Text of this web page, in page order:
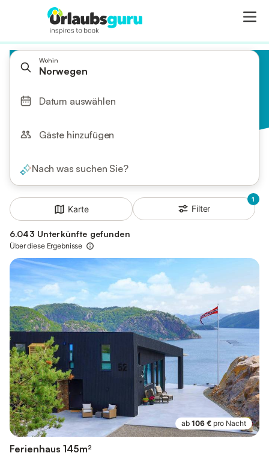
Wohin
Norwegen
Datum auswählen
Gäste hinzufügen
Nach was suchen Sie?
Karte
1
Filter
6.043 Unterkünfte gefunden
Über diese Ergebnisse
ab 106 € pro Nacht
Ferienhaus 145m²